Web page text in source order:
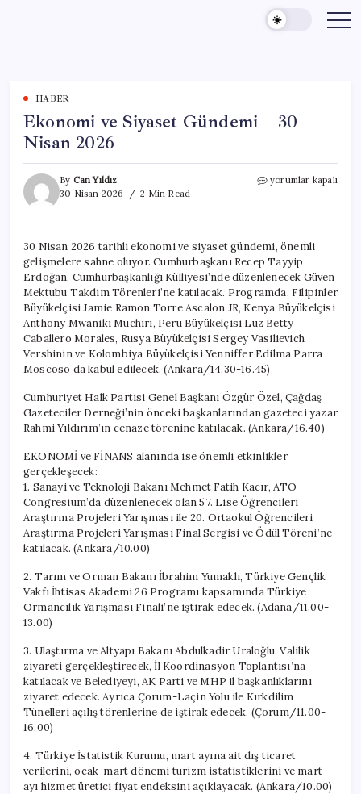
content
HABER
Ekonomi ve Siyaset Gündemi – 30
Nisan 2026
By Can Yıldız
30 Nisan 2026
2 Min Read
Ekonomi
30
Nisan
2026
için
yorumlar kapalı
30 Nisan 2026 tarihli ekonomi ve siyaset gündemi, önemli
gelişmelere sahne oluyor. Cumhurbaşkanı Recep Tayyip
Erdoğan, Cumhurbaşkanlığı Külliyesi’nde düzenlenecek Güven
Mektubu Takdim Törenleri’ne katılacak. Programda, Filipinler
Büyükelçisi Jamie Ramon Torre Ascalon JR, Kenya Büyükelçisi
Anthony Mwaniki Muchiri, Peru Büyükelçisi Luz Betty
Caballero Morales, Rusya Büyükelçisi Sergey Vasilievich
Vershinin ve Kolombiya Büyükelçisi Yenniffer Edilma Parra
Moscoso da kabul edilecek. (Ankara/14.30-16.45)
Cumhuriyet Halk Partisi Genel Başkanı Özgür Özel, Çağdaş
Gazeteciler Derneği’nin önceki başkanlarından gazeteci yazar
Rahmi Yıldırım’ın cenaze törenine katılacak. (Ankara/16.40)
EKONOMİ ve FİNANS alanında ise önemli etkinlikler
gerçekleşecek:
1. Sanayi ve Teknoloji Bakanı Mehmet Fatih Kacır, ATO
Congresium’da düzenlenecek olan 57. Lise Öğrencileri
Araştırma Projeleri Yarışması ile 20. Ortaokul Öğrencileri
Araştırma Projeleri Yarışması Final Sergisi ve Ödül Töreni’ne
katılacak. (Ankara/10.00)
2. Tarım ve Orman Bakanı İbrahim Yumaklı, Türkiye Gençlik
Vakfı İhtisas Akademi 26 Programı kapsamında Türkiye
Ormancılık Yarışması Finali’ne iştirak edecek. (Adana/11.00-
13.00)
3. Ulaştırma ve Altyapı Bakanı Abdulkadir Uraloğlu, Valilik
ziyareti gerçekleştirecek, İl Koordinasyon Toplantısı’na
katılacak ve Belediyeyi, AK Parti ve MHP il başkanlıklarını
ziyaret edecek. Ayrıca Çorum-Laçin Yolu ile Kırkdilim
Tünelleri açılış törenlerine de iştirak edecek. (Çorum/11.00-
16.00)
4. Türkiye İstatistik Kurumu, mart ayına ait dış ticaret
verilerini, ocak-mart dönemi turizm istatistiklerini ve mart
ayı hizmet üretici fiyat endeksini açıklayacak. (Ankara/10.00)